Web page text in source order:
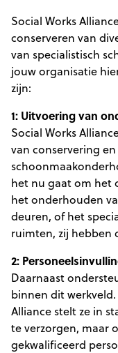
Social Works
conserveren van
van specialistisch
jouw organisatie
zijn:
1: Uitvoering van
Social Works
van conservering
het nu gaat om het
het onderhouden
deuren, of het
ruimten, zij hebben
2:
Daarnaast
binnen dit
Alliance stelt ze in
te verzorgen, maar
gekwalificeerd